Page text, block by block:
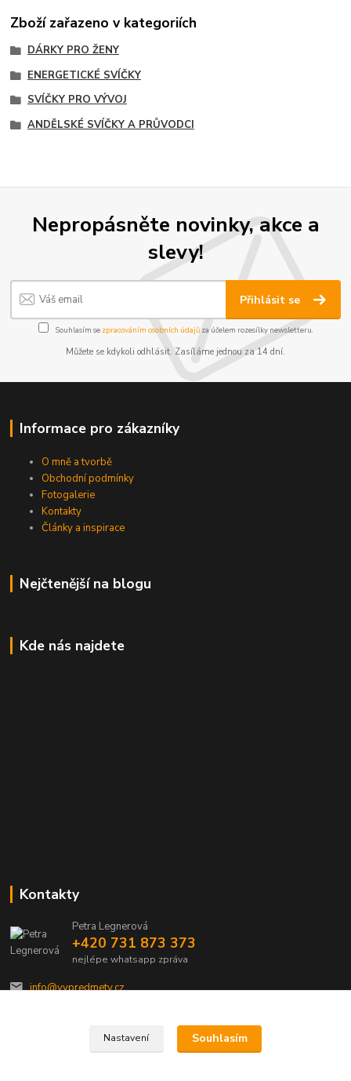
Zboží zařazeno v kategoriích
DÁRKY PRO ŽENY
ENERGETICKÉ SVÍČKY
SVÍČKY PRO VÝVOJ
ANDĚLSKÉ SVÍČKY A PRŮVODCI
Nepropásněte novinky, akce a
slevy!
Přihlásit se
Souhlasím se zpracováním osobních údajůza účelem rozesílky newsletteru.
Můžete se kdykoli odhlásit. Zasíláme jednou za 14 dní.
Informace pro zákazníky
O mně a tvorbě
Obchodní podmínky
Fotogalerie
Kontakty
Články a inspirace
Nejčtenější na blogu
Kde nás najdete
Kontakty
Petra Legnerová
+420 731 873 373
nejlépe whatsapp zpráva
info@vvpredmety.cz
Nastavení Souhlasím